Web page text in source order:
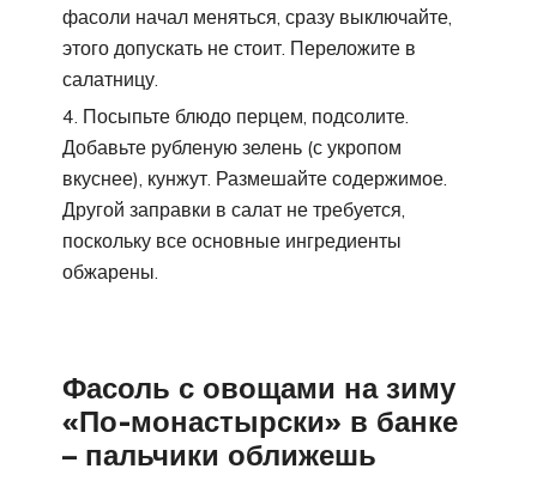
фасоли начал меняться, сразу выключайте,
этого допускать не стоит. Переложите в
салатницу.
Посыпьте блюдо перцем, подсолите.
Добавьте рубленую зелень (с укропом
вкуснее), кунжут. Размешайте содержимое.
Другой заправки в салат не требуется,
поскольку все основные ингредиенты
обжарены.
Фасоль с овощами на зиму
«По-монастырски» в банке
– пальчики оближешь